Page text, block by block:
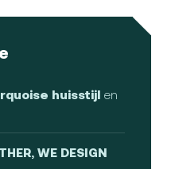
huisstijl en
WE DESIGN